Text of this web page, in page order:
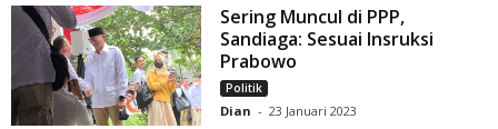
Sering Muncul di PPP,
Sandiaga: Sesuai Insruksi
Prabowo
Politik
Dian - 23 Januari 2023